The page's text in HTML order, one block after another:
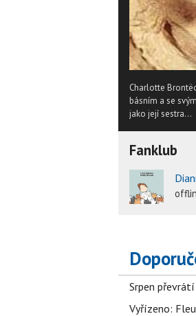
Charlotte
básním a se
jako její sestra...
Fanklub
Srpen
Vyřízeno: